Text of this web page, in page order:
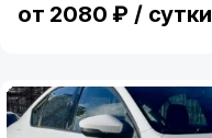
от 2080 ₽ / сутки